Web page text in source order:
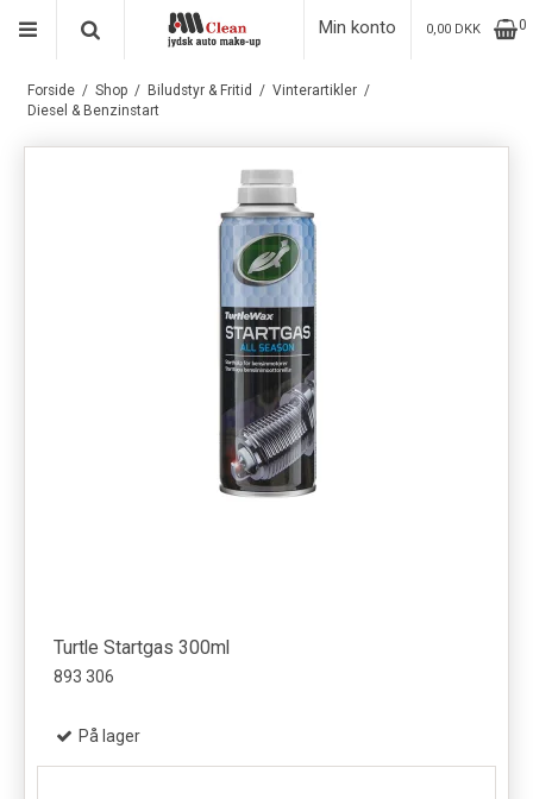
Min konto 0,00 DKK 0
Forside / Shop / Biludstyr & Fritid / Vinterartikler /
Diesel & Benzinstart
Turtle Startgas 300ml
893 306
På lager